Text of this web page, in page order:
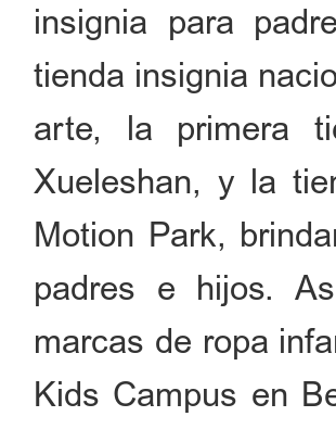
insignia para
tienda insignia
arte, la primera
Xueleshan, y la
Motion Park,
padres e hijos.
marcas de ropa
Kids Campus en